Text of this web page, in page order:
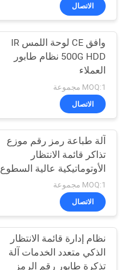
مراقبة
الجودة
اتصل
أخبار
اطلب
اقتباس
خريطة
الاتصال
وافق CE لوحة اللمس IR
500G HDD نظام طابور
العملاء
MOQ:1 مجموعة
الاتصال
آلة طباعة رمز رقم موزع
تذاكر قائمة الانتظار
الأوتوماتيكية عالية السطوع
MOQ:1 مجموعة
الاتصال
نظام إدارة قائمة الانتظار
الذكي متعدد الخدمات آلة
تذكرة طابور رقم الرمز